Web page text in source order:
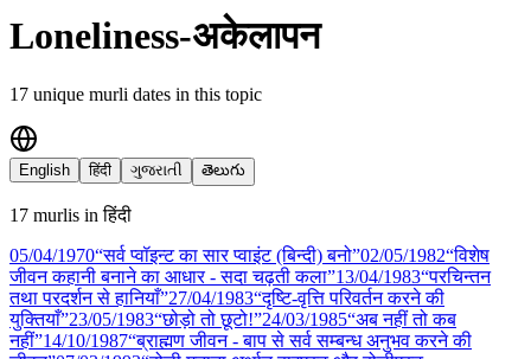
Loneliness-अकेलापन
17 unique murli dates in this topic
English हिंदी ગુજરાતી తెలుగు
17 murlis inहिंदी
05/04/1970“सर्व प्वॉइन्ट का सार प्वाइंट (बिन्दी) बनो”02/05/1982“विशेष
जीवन कहानी बनाने का आधार - सदा चढ़ती कला”13/04/1983“परचिन्तन
तथा परदर्शन से हानियाँ”27/04/1983“दृष्टि-वृत्ति परिवर्तन करने की
युक्तियाँ”23/05/1983“छोड़ो तो छूटो!”24/03/1985“अब नहीं तो कब
नहीं”14/10/1987“ब्राह्मण जीवन - बाप से सर्व सम्बन्ध अनुभव करने की